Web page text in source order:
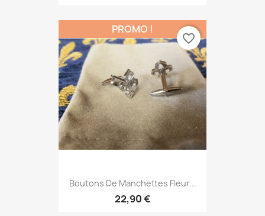
Boutons De Manchettes Fleur...
22,90 €
PROMO !
favorite_border